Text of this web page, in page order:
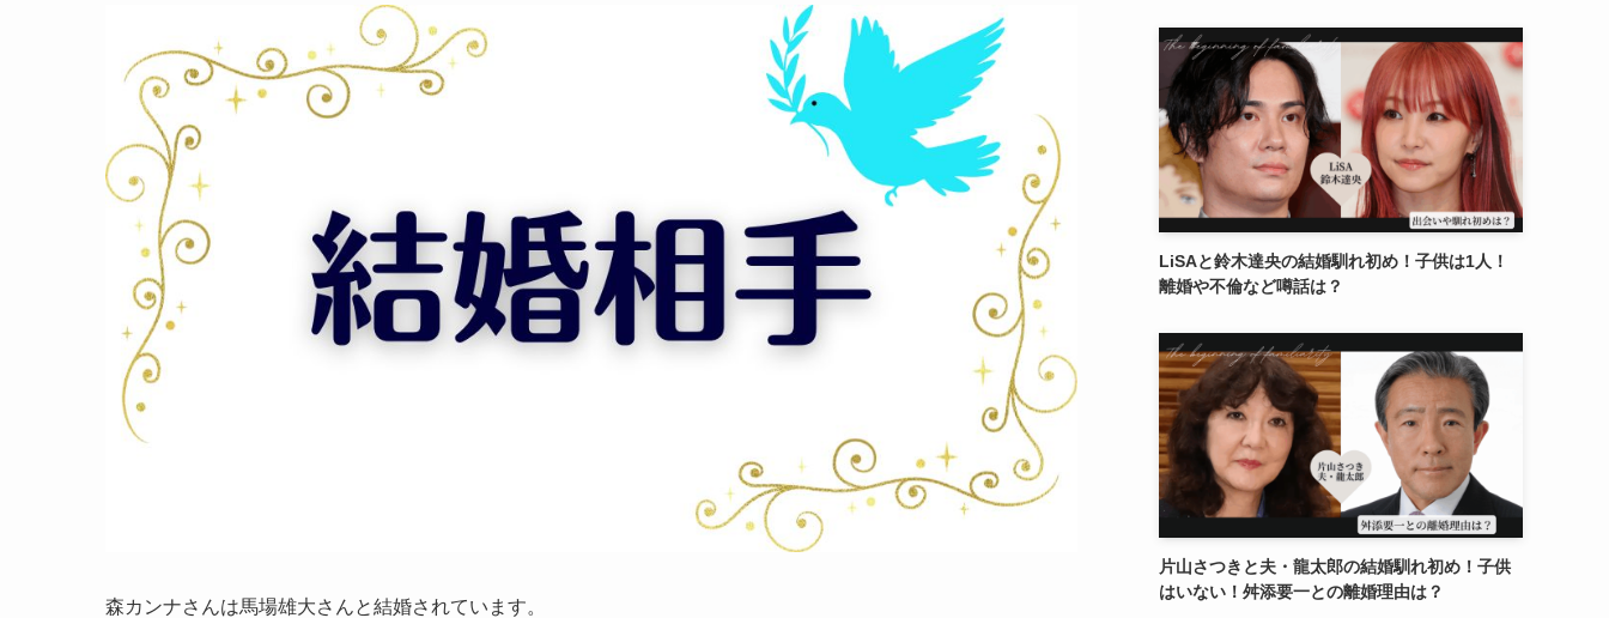
森カンナさんは馬場雄大さんと結婚されています。
LiSAと鈴木達央の結婚馴れ初め！子供は1人！
離婚や不倫など噂話は？
片山さつきと夫・龍太郎の結婚馴れ初め！子供
はいない！舛添要一との離婚理由は？